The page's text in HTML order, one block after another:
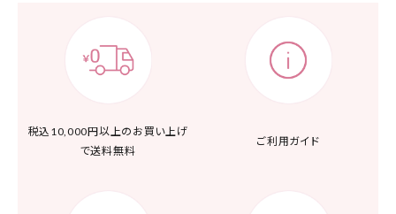
税込10,000円以上の お買い上げ
で送料無料
ご利用ガイド